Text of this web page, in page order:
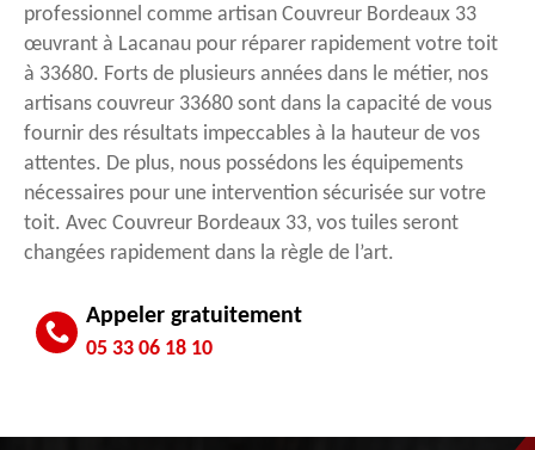
professionnel comme artisan Couvreur Bordeaux 33
œuvrant à Lacanau pour réparer rapidement votre toit
à 33680. Forts de plusieurs années dans le métier, nos
artisans couvreur 33680 sont dans la capacité de vous
fournir des résultats impeccables à la hauteur de vos
attentes. De plus, nous possédons les équipements
nécessaires pour une intervention sécurisée sur votre
toit. Avec Couvreur Bordeaux 33, vos tuiles seront
changées rapidement dans la règle de l’art.
Appeler gratuitement
05 33 06 18 10